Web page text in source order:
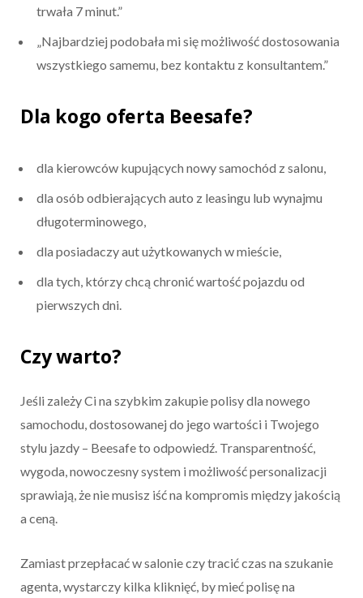
trwała 7 minut.”
„Najbardziej podobała mi się możliwość dostosowania
wszystkiego samemu, bez kontaktu z konsultantem.”
Dla kogo oferta Beesafe?
dla kierowców kupujących nowy samochód z salonu,
dla osób odbierających auto z leasingu lub wynajmu
długoterminowego,
dla posiadaczy aut użytkowanych w mieście,
dla tych, którzy chcą chronić wartość pojazdu od
pierwszych dni.
Czy warto?
Jeśli zależy Ci na szybkim zakupie polisy dla nowego
samochodu, dostosowanej do jego wartości i Twojego
stylu jazdy – Beesafe to odpowiedź. Transparentność,
wygoda, nowoczesny system i możliwość personalizacji
sprawiają, że nie musisz iść na kompromis między jakością
a ceną.
Zamiast przepłacać w salonie czy tracić czas na szukanie
agenta, wystarczy kilka kliknięć, by mieć polisę na